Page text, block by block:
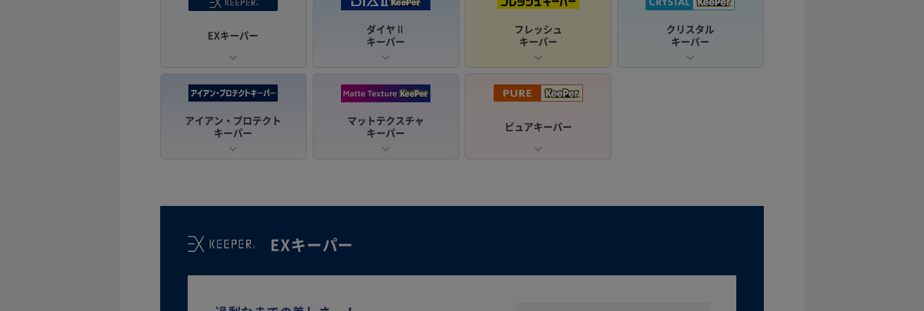
EXキーパー
ダイヤⅡ
キーパー
フレッシュ
キーパー
クリスタル
キーパー
アイアン・プロテクト
キーパー
マットテクスチャ
キーパー
ピュアキーパー
EXキーパー